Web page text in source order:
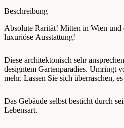
Beschreibung
Absolute Rarität! Mitten in Wien
luxuriöse Ausstattung!
Diese architektonisch sehr
designtem Gartenparadies. Umringt
mehr. Lassen Sie sich überraschen,
Das Gebäude selbst besticht durch
Lebensart.